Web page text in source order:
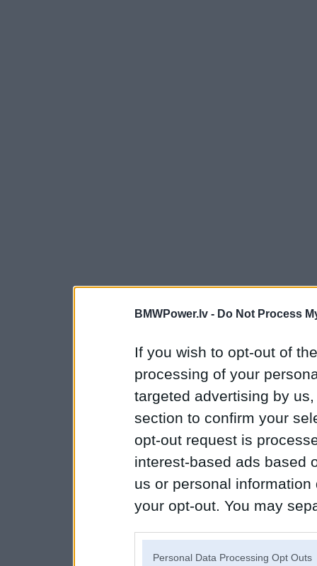
BMWPower.lv - Do Not Process
If you wish to opt-out of
processing of your
targeted advertising by
section to confirm your
opt-out request is
interest-based ads based
us or personal
your opt-out. You may
Personal Data Processing Opt Outs